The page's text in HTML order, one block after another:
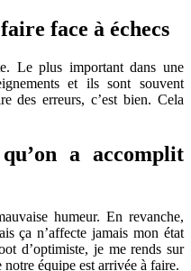
face à échecs
Le plus important dans une
et ils sont souvent
des erreurs, c’est bien. Cela
a accomplit
humeur. En revanche,
ça n’affecte jamais mon état
d’optimiste, je me rends sur
équipe est arrivée à faire.